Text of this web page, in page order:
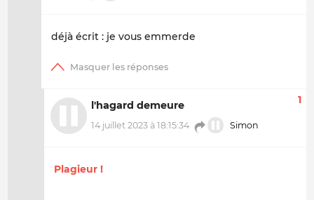
déjà écrit : je vous emmerde
l'hagard demeure
14 juillet 2023 à 18:15:34 Simon
1
Plagieur !